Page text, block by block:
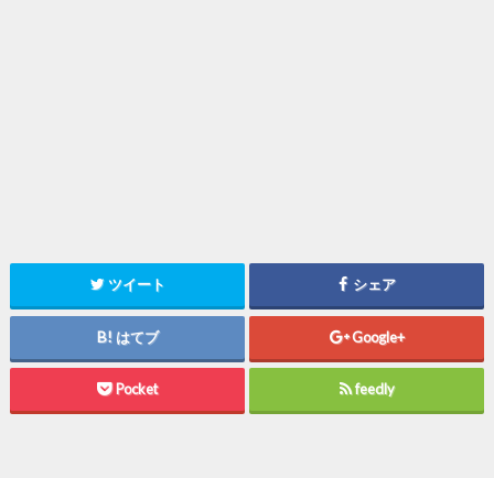
ツイート シェア
はてブ Google+
Pocket feedly